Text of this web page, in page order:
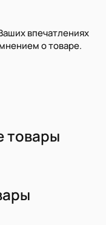
впечатлениях
о товаре.
товары